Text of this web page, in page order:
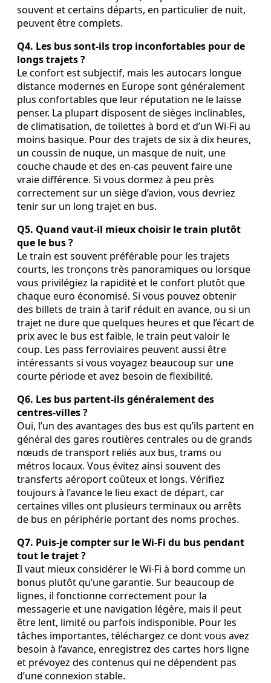
souvent et certains départs, en particulier de nuit,
peuvent être complets.
Q4. Les bus sont‑ils trop inconfortables pour de
longs trajets ?
Le confort est subjectif, mais les autocars longue
distance modernes en Europe sont généralement
plus confortables que leur réputation ne le laisse
penser. La plupart disposent de sièges inclinables,
de climatisation, de toilettes à bord et d’un Wi‑Fi au
moins basique. Pour des trajets de six à dix heures,
un coussin de nuque, un masque de nuit, une
couche chaude et des en‑cas peuvent faire une
vraie différence. Si vous dormez à peu près
correctement sur un siège d’avion, vous devriez
tenir sur un long trajet en bus.
Q5. Quand vaut‑il mieux choisir le train plutôt
que le bus ?
Le train est souvent préférable pour les trajets
courts, les tronçons très panoramiques ou lorsque
vous privilégiez la rapidité et le confort plutôt que
chaque euro économisé. Si vous pouvez obtenir
des billets de train à tarif réduit en avance, ou si un
trajet ne dure que quelques heures et que l’écart de
prix avec le bus est faible, le train peut valoir le
coup. Les pass ferroviaires peuvent aussi être
intéressants si vous voyagez beaucoup sur une
courte période et avez besoin de flexibilité.
Q6. Les bus partent‑ils généralement des
centres‑villes ?
Oui, l’un des avantages des bus est qu’ils partent en
général des gares routières centrales ou de grands
nœuds de transport reliés aux bus, trams ou
métros locaux. Vous évitez ainsi souvent des
transferts aéroport coûteux et longs. Vérifiez
toujours à l’avance le lieu exact de départ, car
certaines villes ont plusieurs terminaux ou arrêts
de bus en périphérie portant des noms proches.
Q7. Puis‑je compter sur le Wi‑Fi du bus pendant
tout le trajet ?
Il vaut mieux considérer le Wi‑Fi à bord comme un
bonus plutôt qu’une garantie. Sur beaucoup de
lignes, il fonctionne correctement pour la
messagerie et une navigation légère, mais il peut
être lent, limité ou parfois indisponible. Pour les
tâches importantes, téléchargez ce dont vous avez
besoin à l’avance, enregistrez des cartes hors ligne
et prévoyez des contenus qui ne dépendent pas
d’une connexion stable.